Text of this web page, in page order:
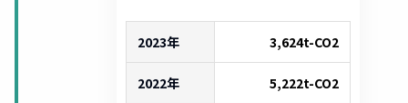
2023年 3,624t-CO2
2022年 5,222t-CO2